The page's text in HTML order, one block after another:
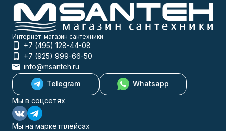
Интернет-магазин сантехники
+7 (495) 128-44-08
+7 (925) 999-66-50
info@msanteh.ru
Telegram
Whatsapp
Мы в соцсетях
Мы на маркетплейсах